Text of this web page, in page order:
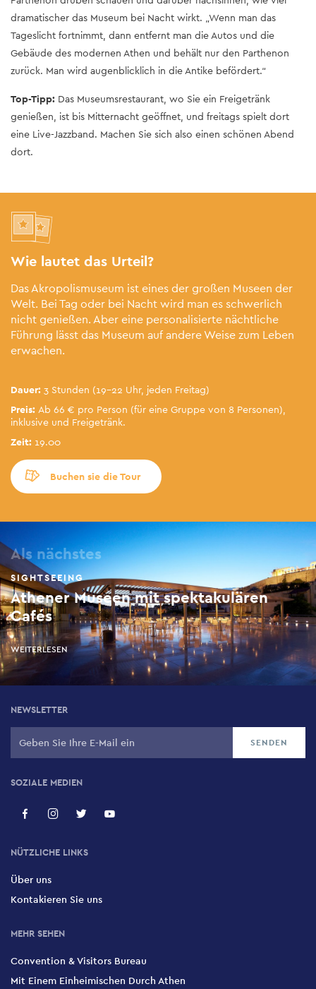
dramatischer das Museum bei Nacht wirkt. „Wenn man das
Tageslicht fortnimmt, dann entfernt man die Autos und die
Gebäude des modernen Athen und behält nur den Parthenon
zurück. Man wird augenblicklich in die Antike befördert.“
Top-Tipp: Das Museumsrestaurant, wo Sie ein Freigetränk
genießen, ist bis Mitternacht geöffnet, und freitags spielt dort
eine Live-Jazzband. Machen Sie sich also einen schönen Abend
dort.
Wie lautet das Urteil?
Das Akropolismuseum ist eines der großen Museen der
Welt. Bei Tag oder bei Nacht wird man es schwerlich
nicht genießen. Aber eine personalisierte nächtliche
Führung lässt das Museum auf andere Weise zum Leben
erwachen.
Buchen sie die Tour
Dauer: 3 Stunden (19-22 Uhr, jeden Freitag)
Preis: Ab 66 € pro Person (für eine Gruppe von 8 Personen),
inklusive und Freigetränk.
Zeit: 19.00
Als nächstes
SIGHTSEEING
Athener Museen mit spektakulären
Cafés
WEITERLESEN
NEWSLETTER
SOZIALE MEDIEN
NÜTZLICHE LINKS
Über uns
Kontakieren Sie uns
MEHR SEHEN
Convention & Visitors Bureau
Mit Einem Einheimischen Durch Athen